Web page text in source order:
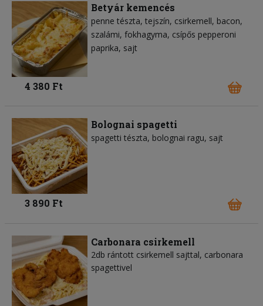
Betyár kemencés
penne tészta tejszín csirkemell bacon
szalámi fokhagyma csípős pepperoni
paprika sajt
4 380 Ft
Bolognai spagetti
spagetti tészta bolognai ragu sajt
3 890 Ft
Carbonara csirkemell
2db rántott csirkemell sajttal, carbonara
spagettivel